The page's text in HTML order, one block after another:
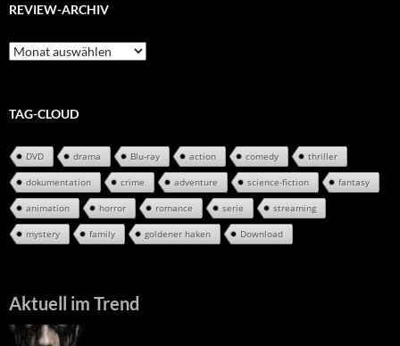
REVIEW-ARCHIV
Review-
Archiv
TAG-CLOUD
DVD drama Blu-ray action comedy thriller
dokumentation crime adventure science-fiction fantasy
animation horror romance serie streaming
mystery family goldener haken Download
Aktuell im Trend